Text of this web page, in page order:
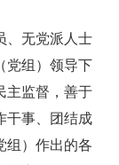
无党派人士
党组）领导下
主监督，善于
干事、团结成
组）作出的各